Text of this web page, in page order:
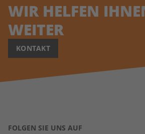
WIR HELFEN
WEITER
KONTAKT
FOLGEN SIE UNS AUF